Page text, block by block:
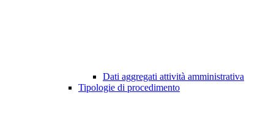
Dati aggregati attività amministrativa
Tipologie di procedimento